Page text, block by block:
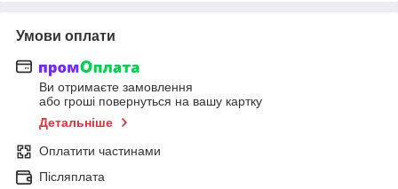
Умови оплати
Ви отримаєте замовлення
або гроші повернуться на вашу картку
Детальніше
Оплатити частинами
Післяплата